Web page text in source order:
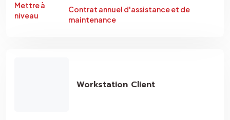
Mettre à
niveau
Contrat annuel d'assistance et de
maintenance
Workstation Client